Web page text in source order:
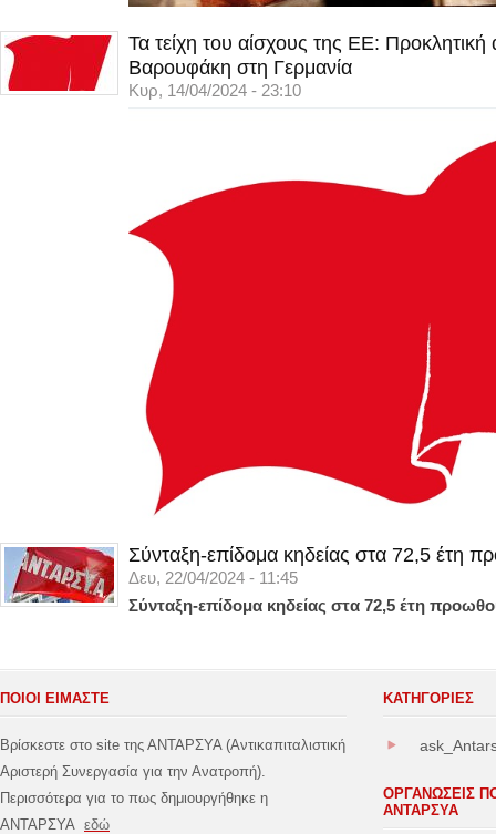
Τα τείχη του αίσχους της ΕΕ:
Βαρουφάκη στη Γερμανία
Κυρ, 14/04/2024 - 23:10
Σύνταξη-επίδομα κηδείας στα 72,5 έτη
Δευ, 22/04/2024 - 11:45
Σύνταξη-επίδομα κηδείας στα 72,5 έτη
ΠΟΙΟΙ ΕΙΜΑΣΤΕ
Βρίσκεστε στο site της ΑΝΤΑΡΣΥΑ (Αντικαπιταλιστική
Αριστερή Συνεργασία για την Ανατροπή).
Περισσότερα για το πως δημιουργήθηκε η
ΑΝΤΑΡΣΥΑ εδώ
ΚΑΤΗΓΟΡΊΕΣ
ΟΡΓΑΝΩΣΕΙΣ
ΑΝΤΑΡΣΥΑ